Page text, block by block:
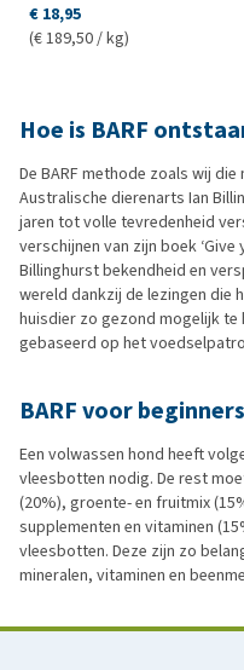
€ 18,95
(€ 189,50 / kg)
Hoe is BARF
De BARF methode zoals wij
Australische dierenarts Ian
jaren tot volle tevredenheid
verschijnen van zijn boek
Billinghurst bekendheid en
wereld dankzij de lezingen die
huisdier zo gezond mogelijk
gebaseerd op het
BARF voor beginners
Een volwassen hond heeft
vleesbotten nodig. De rest
(20%), groente- en fruitmix
supplementen en vitaminen
vleesbotten. Deze zijn zo
mineralen, vitaminen en